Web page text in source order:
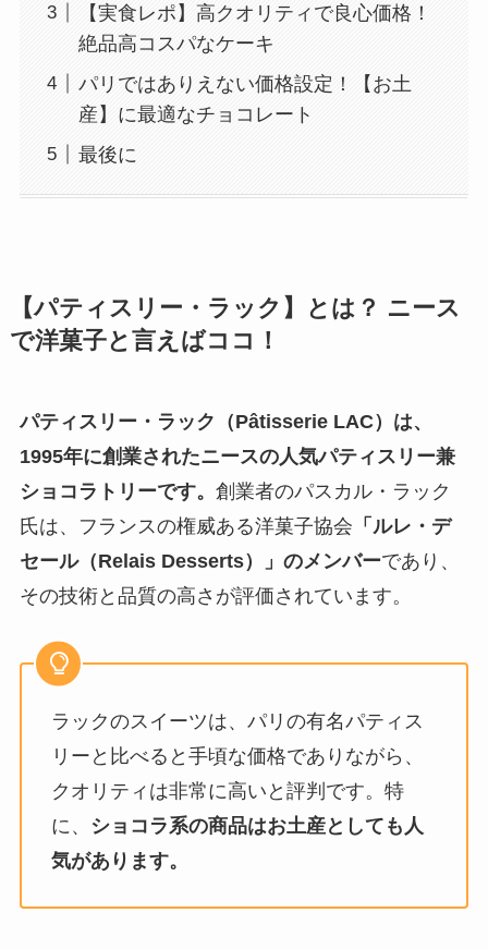
【実食レポ】高クオリティで良心価格！
絶品高コスパなケーキ
パリではありえない価格設定！【お土
産】に最適なチョコレート
最後に
【パティスリー・ラック】とは？ ニース
で洋菓子と言えばココ！
パティスリー・ラック（Pâtisserie LAC）は、
1995年に創業されたニースの人気パティスリー兼
ショコラトリーです。 創業者のパスカル・ラック
氏は、フランスの権威ある洋菓子協会 「ルレ・デ
セール（Relais Desserts）」のメンバーであり、
その技術と品質の高さが評価されています。
ラックのスイーツは、パリの有名パティス
リーと比べると手頃な価格でありながら、
クオリティは非常に高いと評判です。特
に、
ショコラ系の商品はお土産としても人
気があります。